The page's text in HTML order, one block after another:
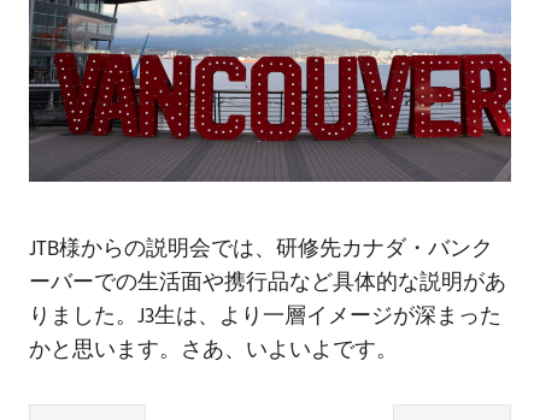
JTB様からの説明会では、研修先カナダ・バンク
ーバーでの生活面や携行品など具体的な説明があ
りました。J3生は、より一層イメージが深まった
かと思います。さあ、いよいよです。